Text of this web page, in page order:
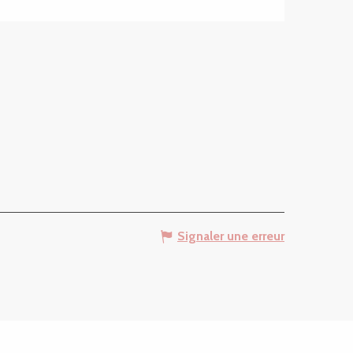
Signaler une erreur